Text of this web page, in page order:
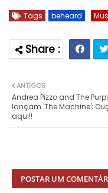
Tags beheard
ANTIGOS
Andrea Pizzo and The
lançam 'The Machine';
aqui!!
POSTAR UM